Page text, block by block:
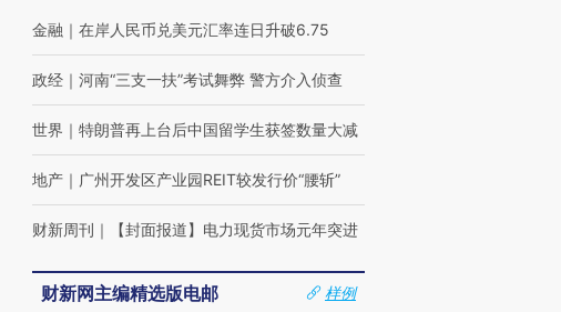
金融 ｜ 在岸人民币兑美元汇率连日升破6.75
政经 ｜ 河南“三支一扶”考试舞弊 警方介入侦查
世界 ｜ 特朗普再上台后中国留学生获签数量大减
地产 ｜ 广州开发区产业园REIT较发行价“腰斩”
财新周刊 ｜ 【封面报道】电力现货市场元年突进
财新网主编精选版电邮
样例